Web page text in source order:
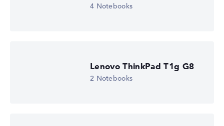
4 Notebooks
Lenovo ThinkPad T1g G8
2 Notebooks